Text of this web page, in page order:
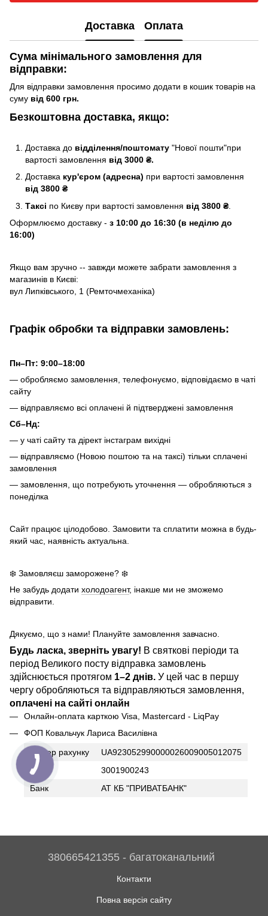
Доставка Оплата
Сума мінімального замовлення для
відправки:
Для відправки замовлення просимо додати в кошик товарів на
суму від 600 грн.
Безкоштовна доставка, якщо:
Доставка до відділення/поштомату "Нової пошти"при
вартості замовлення від 3000 ₴.
Доставка кур'єром (адресна) при вартості замовлення
від 3800 ₴
Таксі по Києву при вартості замовлення від 3800 ₴.
Оформлюємо доставку - з 10:00 до 16:30 (в неділю до
16:00)
Якщо вам зручно -- завжди можете забрати замовлення з
магазинів в Києві:
вул Липківського, 1 (Ремточмеханіка)
Графік обробки та відправки замовлень:
Пн–Пт: 9:00–18:00
— обробляємо замовлення, телефонуємо, відповідаємо в чаті
сайту
— відправляємо всі оплачені й підтверджені замовлення
Сб–Нд:
— у чаті сайту та дірект інстаграм вихідні
— відправляємо (Новою поштою та на таксі) тільки сплачені
замовлення
— замовлення, що потребують уточнення — обробляються з
понеділка
Сайт працює цілодобово. Замовити та сплатити можна в будь-
який час, наявність актуальна.
❄️ Замовляєш заморожене? ❄️
Не забудь додати холодоагент, інакше ми не зможемо
відправити.
Дякуємо, що з нами! Плануйте замовлення завчасно.
Будь ласка, зверніть увагу! В святкові періоди та
період Великого посту відправка замовлень
здійснюється протягом 1–2 днів. У цей час в першу
чергу обробляються та відправляються замовлення,
оплачені на сайті онлайн
Онлайн-оплата карткою Visa, Mastercard - LiqPay
ФОП Ковальчук Лариса Василівна
Номер рахунку
UA923052990000026009005012075
ІПН
3001900243
Банк
АТ КБ "ПРИВАТБАНК"
380665421355 - багатоканальний
Контакти
Повна версія сайту